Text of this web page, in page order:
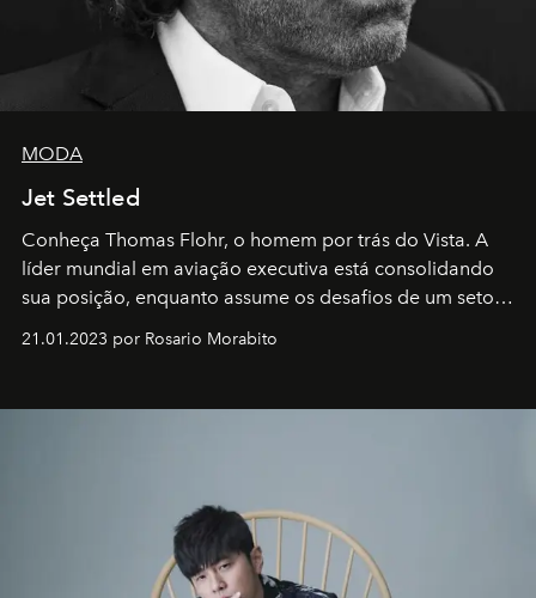
MODA
Jet Settled
Conheça Thomas Flohr, o homem por trás do Vista. A
líder mundial em aviação executiva está consolidando
sua posição, enquanto assume os desafios de um setor
21.01.2023 por Rosario Morabito